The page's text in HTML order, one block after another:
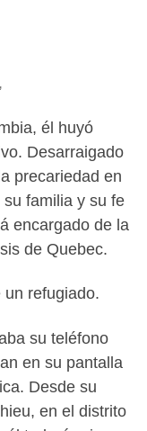
él huyó
Desarraigado
precariedad en
familia y su fe
encargado de la
de Quebec.
refugiado.
su teléfono
en su pantalla
Desde su
en el distrito